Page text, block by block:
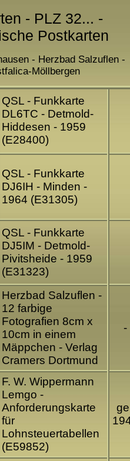
- PLZ 32... -
Postkarten
- Herzbad Salzuflen -
Möllbergen
QSL - Funkkarte
DL6TC - Detmold-
Hiddesen - 1959
(E28400)
QSL - Funkkarte
DJ6IH - Minden -
1964 (E31305)
QSL - Funkkarte
DJ5IM - Detmold-
Pivitsheide - 1959
(E31323)
Herzbad Salzuflen -
12 farbige
Fotografien 8cm x
10cm in einem
Mäppchen - Verlag
Cramers Dortmund
-
F. W. Wippermann
Lemgo -
Anforderungskarte
für
Lohnsteuertabellen
(E59852)